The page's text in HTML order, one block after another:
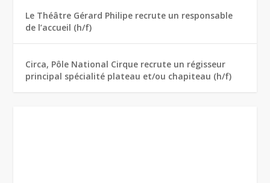
Le Théâtre Gérard Philipe recrute un responsable
de l’accueil (h/f)
Circa, Pôle National Cirque recrute un régisseur
principal spécialité plateau et/ou chapiteau (h/f)